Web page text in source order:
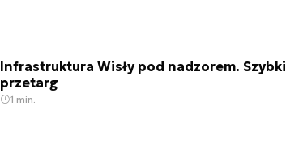
Infrastruktura Wisły pod nadzorem. Szybki
przetarg
1 min.